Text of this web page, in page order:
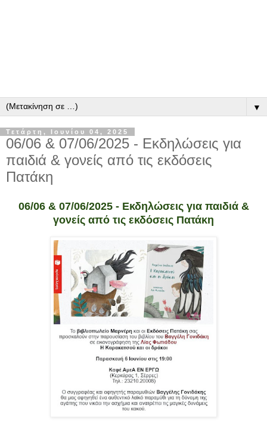
▼
Τετάρτη, Ιουνίου 04, 2025
06/06 & 07/06/2025 - Εκδηλώσεις για
παιδιά & γονείς από τις εκδόσεις
Πατάκη
06/06 & 07/06/2025 - Εκδηλώσεις για παιδιά &
γονείς από τις εκδόσεις Πατάκη